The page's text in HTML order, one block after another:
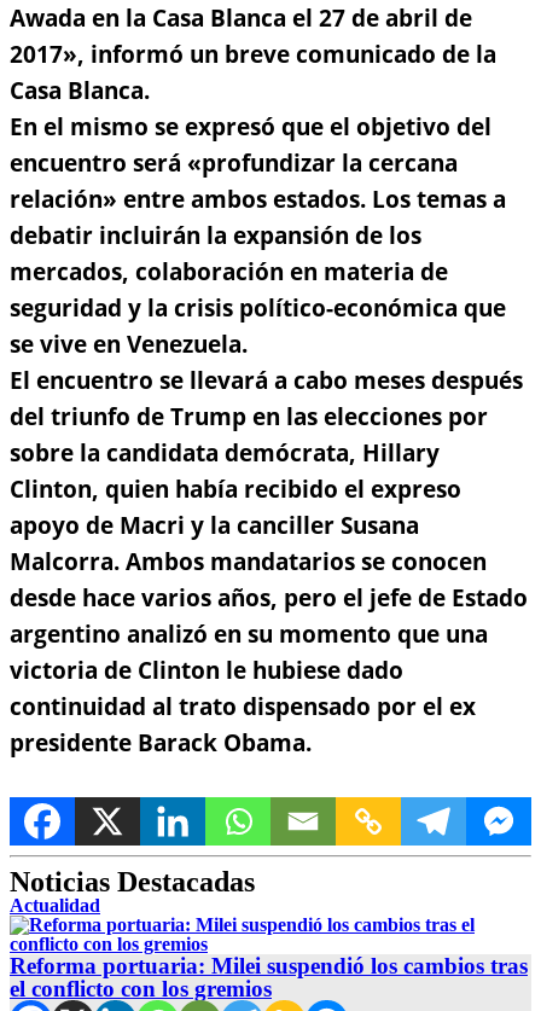
Awada en la Casa Blanca el 27 de abril de
2017», informó un breve comunicado de la
Casa Blanca.
En el mismo se expresó que el objetivo del
encuentro será «profundizar la cercana
relación» entre ambos estados. Los temas a
debatir incluirán la expansión de los
mercados, colaboración en materia de
seguridad y la crisis político-económica que
se vive en Venezuela.
El encuentro se llevará a cabo meses después
del triunfo de Trump en las elecciones por
sobre la candidata demócrata, Hillary
Clinton, quien había recibido el expreso
apoyo de Macri y la canciller Susana
Malcorra. Ambos mandatarios se conocen
desde hace varios años, pero el jefe de Estado
argentino analizó en su momento que una
victoria de Clinton le hubiese dado
continuidad al trato dispensado por el ex
presidente Barack Obama.
Noticias Destacadas
Actualidad
Reforma portuaria: Milei suspendió los cambios tras
el conflicto con los gremios